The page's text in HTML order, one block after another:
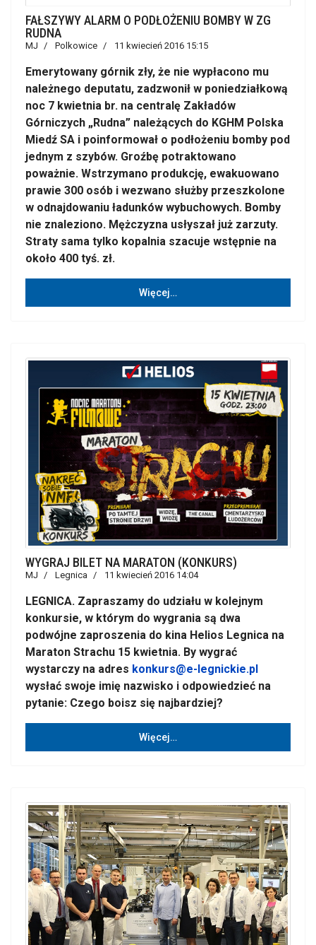
FAŁSZYWY ALARM O PODŁOŻENIU BOMBY W ZG
RUDNA
MJ Polkowice 11 kwiecień 2016 15:15
Emerytowany górnik zły, że nie wypłacono mu
należnego deputatu, zadzwonił w poniedziałkową
noc 7 kwietnia br. na centralę Zakładów
Górniczych „Rudna” należących do KGHM Polska
Miedź SA i poinformował o podłożeniu bomby pod
jednym z szybów. Groźbę potraktowano
poważnie. Wstrzymano produkcję, ewakuowano
prawie 300 osób i wezwano służby przeszkolone
w odnajdowaniu ładunków wybuchowych. Bomby
nie znaleziono. Mężczyzna usłyszał już zarzuty.
Straty sama tylko kopalnia szacuje wstępnie na
około 400 tyś. zł.
Więcej…
WYGRAJ BILET NA MARATON (KONKURS)
MJ Legnica 11 kwiecień 2016 14:04
LEGNICA. Zapraszamy do udziału w kolejnym
konkursie, w którym do wygrania są dwa
podwójne zaproszenia do kina Helios Legnica na
Maraton Strachu 15 kwietnia. By wygrać
wystarczy na adres konkurs@e-legnickie.pl
wysłać swoje imię nazwisko i odpowiedzieć na
pytanie: Czego boisz się najbardziej?
Więcej…